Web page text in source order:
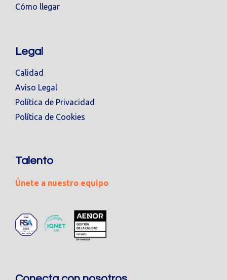
Cómo llegar
Legal
Calidad
Aviso Legal
Política de Privacidad
Política de Cookies
Talento
Únete a nuestro equipo